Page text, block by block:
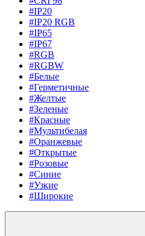
#IP20
#IP20 RGB
#IP65
#IP67
#RGB
#RGBW
#Белые
#Герметичные
#Желтые
#Зеленые
#Красные
#Мультибелая
#Оранжевые
#Открытые
#Розовые
#Синие
#Узкие
#Широкие